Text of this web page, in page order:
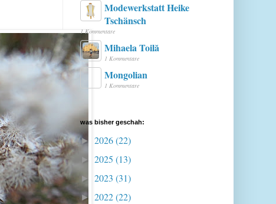
Modewerkstatt Heike
Tschänsch
1 Kommentare
Mihaela Toilă
1 Kommentare
Mongolian
1 Kommentare
was bisher geschah:
► 2026(22)
► 2025 (13)
► 2023 (31)
► 2022(22)